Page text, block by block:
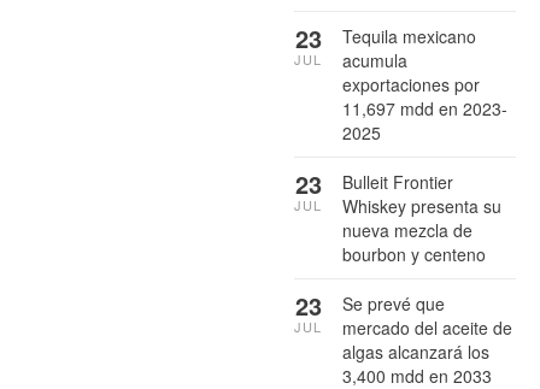
Tequila mexicano
acumula
exportaciones por
11,697 mdd en 2023-
2025
23
JUL
Bulleit Frontier
Whiskey presenta su
nueva mezcla de
bourbon y centeno
23
JUL
Se prevé que
mercado del aceite de
algas alcanzará los
3,400 mdd en 2033
23
JUL